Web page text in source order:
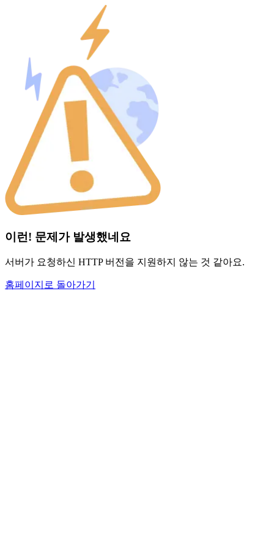
이런! 문제가 발생했네요
서버가 요청하신 HTTP 버전을 지원하지 않는 것 같아요.
홈페이지로 돌아가기